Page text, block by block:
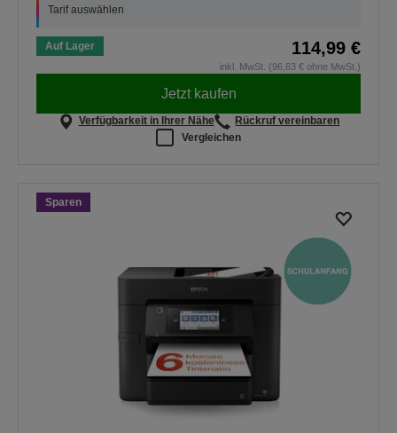
Tarif auswählen
Auf Lager 114,99 €
inkl. MwSt. (96,63 € ohne MwSt.)
Jetzt kaufen
Verfügbarkeit in Ihrer Nähe
Rückruf vereinbaren
Vergleichen
Sparen